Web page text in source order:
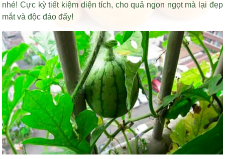
nhé! Cực kỳ tiết kiệm diện tích, cho quả ngon ngọt mà lại đẹp
mắt và độc đáo đấy!